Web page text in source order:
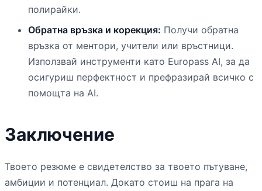
полирайки.
Обратна връзка и корекция: Получи обратна
връзка от ментори, учители или връстници.
Използвай инструменти като Europass AI, за да
осигуриш перфектност и префразирай всичко с
помощта на AI.
Заключение
Твоето резюме е свидетелство за твоето пътуване,
амбиции и потенциал. Докато стоиш на прага на